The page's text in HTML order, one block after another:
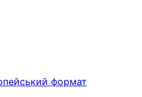
формат